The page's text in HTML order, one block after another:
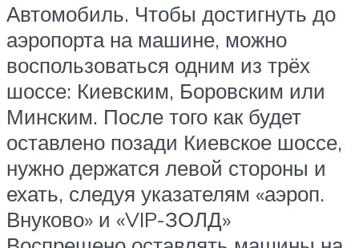
Автомобиль. Чтобы достигнуть до
аэропорта на машине, можно
воспользоваться одним из трёх
шоссе: Киевским, Боровским или
Минским. После того как будет
оставлено позади Киевское шоссе,
нужно держатся левой стороны и
ехать, следуя указателям «аэроп.
Внуково» и «VIP-ЗОЛД»